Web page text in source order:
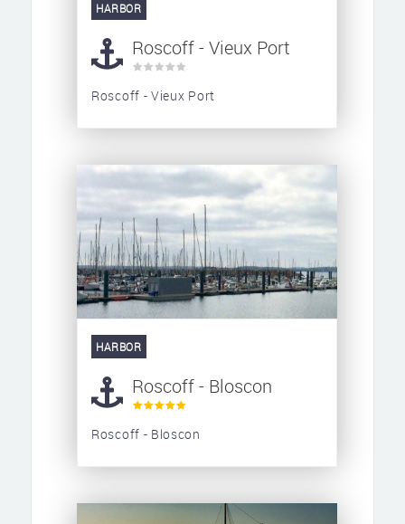
HARBOR
Roscoff - Vieux Port
Roscoff - Vieux Port
HARBOR
Roscoff - Bloscon
Roscoff - Bloscon